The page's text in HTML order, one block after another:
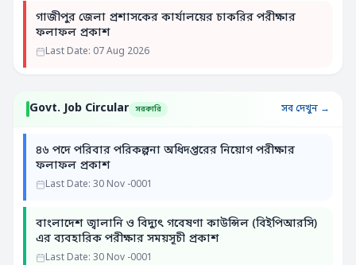
গাজীপুর জেলা প্রশাসকের কার্যালয়ের চাকরির পরীক্ষার
ফলাফল প্রকাশ
Last Date: 07 Aug 2026
Govt. Job Circular সরকারি সব দেখুন →
৪৬ পদে পরিবার পরিকল্পনা অধিদপ্তরের নিয়োগ পরীক্ষার
ফলাফল প্রকাশ
Last Date: 30 Nov -0001
বাংলাদেশ জ্বালানি ও বিদ্যুৎ গবেষণা কাউন্সিল (বিইপিআরসি)
এর ব্যবহারিক পরীক্ষার সময়সূচী প্রকাশ
Last Date: 30 Nov -0001